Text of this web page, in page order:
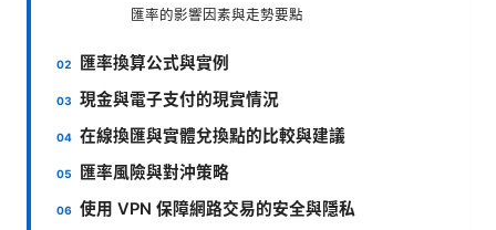
匯率的影響因素與走勢要點
匯率換算公式與實例
現金與電子支付的現實情況
在線換匯與實體兌換點的比較與建議
匯率風險與對沖策略
使用 VPN 保障網路交易的安全與隱私